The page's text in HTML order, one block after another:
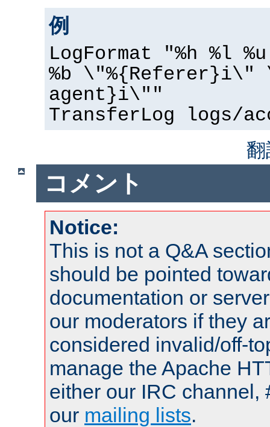
例
LogFormat "%h %l
%b \"%{Referer}i\"
agent}i\""
TransferLog logs/
コメント
Notice:
This is not a Q&A
should be pointed
documentation or
our moderators if they
considered invalid/off-
manage the Apache
either our IRC channel,
our mailing lists.